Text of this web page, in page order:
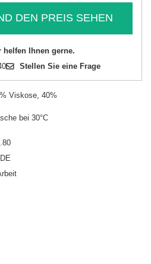
DEN PREIS SEHEN
helfen Ihnen gerne.
Stellen Sie eine Frage
Viskose, 40%
bei 30°C